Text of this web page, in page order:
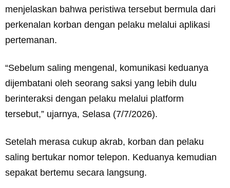
menjelaskan bahwa peristiwa tersebut bermula dari
perkenalan korban dengan pelaku melalui aplikasi
pertemanan.
“Sebelum saling mengenal, komunikasi keduanya
dijembatani oleh seorang saksi yang lebih dulu
berinteraksi dengan pelaku melalui platform
tersebut,” ujarnya, Selasa (7/7/2026).
Setelah merasa cukup akrab, korban dan pelaku
saling bertukar nomor telepon. Keduanya kemudian
sepakat bertemu secara langsung.